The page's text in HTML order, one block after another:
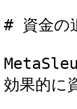
# 資金の
効果的に